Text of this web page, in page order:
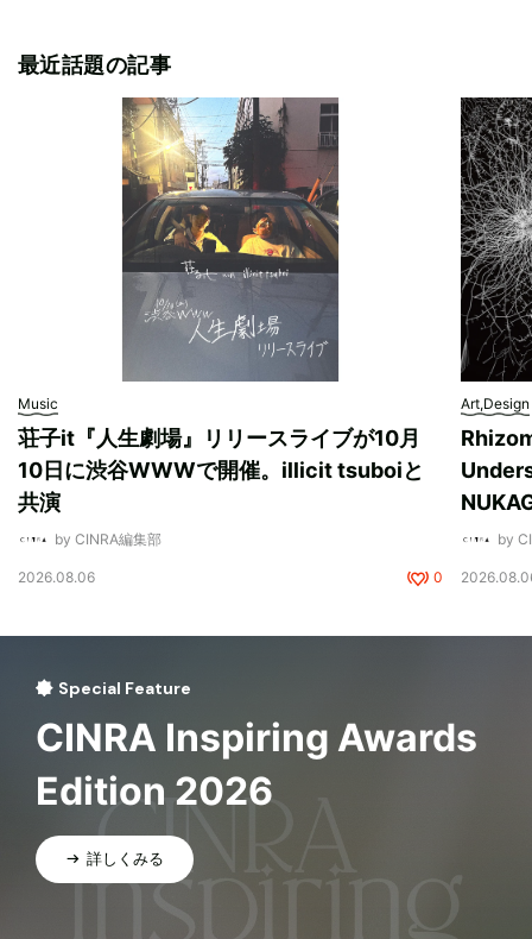
最近話題の記事
Music
荘子it『人生劇場』リリースライブが10月
10日に渋谷WWWで開催。illicit tsuboiと
共演
by CINRA編集部
2026.08.06 0
Art,Design
by
Special Feature
CINRA Inspiring Awards
Edition 2026
詳しくみる